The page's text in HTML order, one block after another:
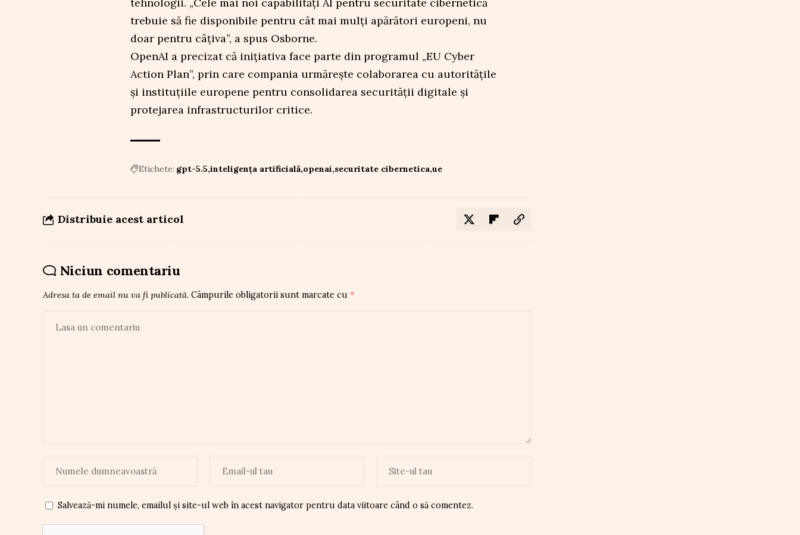
tehnologii. „Cele mai noi capabilităţi AI pentru securitate cibernetică
trebuie să fie disponibile pentru cât mai mulţi apărători europeni, nu
doar pentru câţiva”, a spus Osborne.
OpenAI a precizat că iniţiativa face parte din programul „EU Cyber
Action Plan”, prin care compania urmăreşte colaborarea cu autorităţile
şi instituţiile europene pentru consolidarea securităţii digitale şi
protejarea infrastructurilor critice.
Etichete: gpt-5.5 inteligența artificială openai securitate cibernetica ue
Distribuie acest articol
Niciun comentariu
Adresa ta de email nu va fi publicată. Câmpurile obligatorii sunt marcate cu *
Salvează-mi numele, emailul și site-ul web în acest navigator pentru data viitoare când o să comentez.